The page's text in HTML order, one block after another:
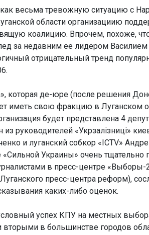
весьма тревожную ситуацию с
области организациию
коалицию. Впрочем, похоже,
за недавним ее лидером
отрицательный тренд
которая де-юре (после решения
иметь свою фракцию в Луганском
будет представлена 4
из руководителей «Укрзалізниці»
и луганский собкор «ICTV»
Украины» очень тщательно
в пресс-центре
пресс-центра реформ),
каких-либо оценок.
успех КПУ на местных
вторыми в большинстве городов